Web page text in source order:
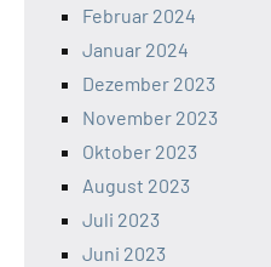
Februar 2024
Januar 2024
Dezember 2023
November 2023
Oktober 2023
August 2023
Juli 2023
Juni 2023